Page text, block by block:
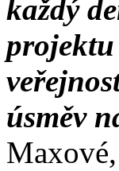
každý
úsměv